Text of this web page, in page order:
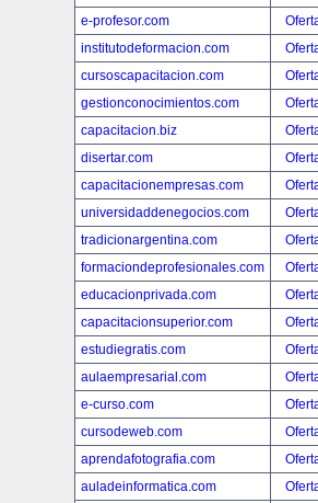
e-profesor.com
institutodeformacion.com
cursoscapacitacion.com
gestionconocimientos.com
capacitacion.biz
disertar.com
capacitacionempresas.com
universidaddenegocios.com
tradicionargentina.com
formaciondeprofesionales.com
educacionprivada.com
capacitacionsuperior.com
estudiegratis.com
aulaempresarial.com
e-curso.com
cursodeweb.com
aprendafotografia.com
auladeinformatica.com